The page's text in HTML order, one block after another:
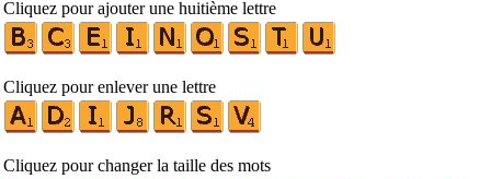
Cliquez pour ajouter une huitième lettre
Cliquez pour enlever une lettre
Cliquez pour changer la taille des mots